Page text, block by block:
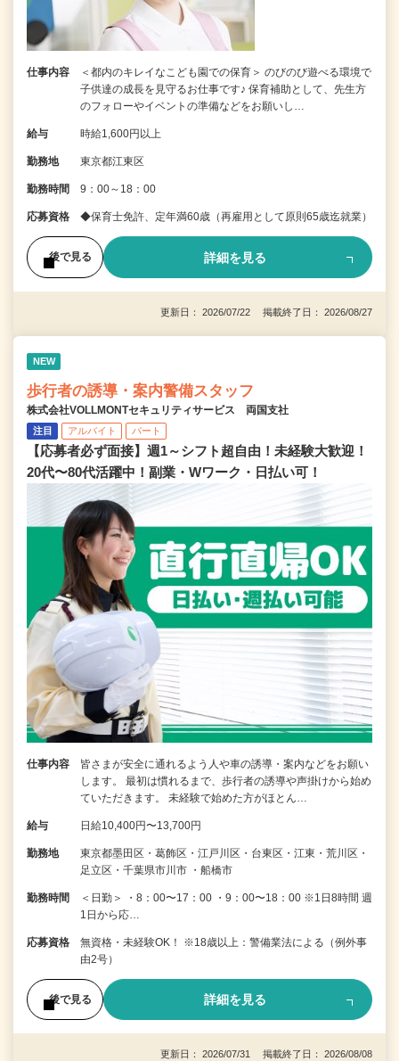
仕事内容
＜都内のキレイなこども園での保育＞ のびのび遊べる環境で
子供達の成長を見守るお仕事です♪ 保育補助として、先生方
のフォローやイベントの準備などをお願いし…
給与 時給1,600円以上
勤務地 東京都江東区
勤務時間 9：00～18：00
応募資格 ◆保育士免許、定年満60歳（再雇用として原則65歳迄就業）
後で見る 詳細を見る
更新日： 2026/07/22 掲載終了日： 2026/08/27
NEW
歩行者の誘導・案内警備スタッフ
株式会社VOLLMONTセキュリティサービス 両国支社
注目 アルバイト パート
【応募者必ず面接】週1～シフト超自由！未経験大歓迎！
20代〜80代活躍中！副業・Wワーク・日払い可！
仕事内容
皆さまが安全に通れるよう人や車の誘導・案内などをお願い
します。 最初は慣れるまで、歩行者の誘導や声掛けから始め
ていただきます。 未経験で始めた方がほとん…
給与 日給10,400円〜13,700円
勤務地
東京都墨田区・葛飾区・江戸川区・台東区・江東・荒川区・
足立区・千葉県市川市 ・船橋市
勤務時間
＜日勤＞ ・8：00〜17：00 ・9：00〜18：00 ※1日8時間 週
1日から応…
応募資格
無資格・未経験OK！ ※18歳以上：警備業法による（例外事
由2号）
後で見る 詳細を見る
更新日： 2026/07/31 掲載終了日： 2026/08/08